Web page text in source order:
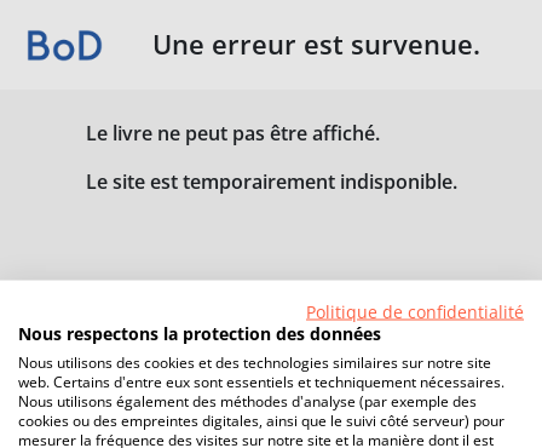
Une erreur est survenue.
Le livre ne peut pas être affiché.
Le site est temporairement indisponible.
Politique de confidentialité
Nous respectons la protection des données
Nous utilisons des cookies et des technologies similaires sur notre site
web. Certains d'entre eux sont essentiels et techniquement nécessaires.
Nous utilisons également des méthodes d'analyse (par exemple des
cookies ou des empreintes digitales, ainsi que le suivi côté serveur) pour
mesurer la fréquence des visites sur notre site et la manière dont il est